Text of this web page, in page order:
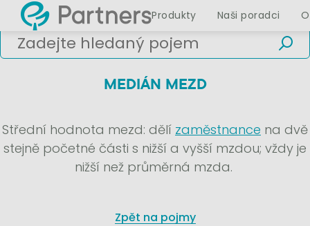
Produkty Naši poradci
MEDIÁN MEZD
Střední hodnota mezd: dělí zaměstnance na dvě
stejně početné části s nižší a vyšší mzdou; vždy je
nižší než průměrná mzda.
Zpět na pojmy